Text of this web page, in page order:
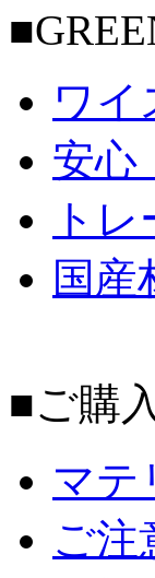
ワイ
安心
ト
国産
■ご購
マテ
ご注